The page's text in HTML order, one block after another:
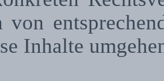
von
Inhalte